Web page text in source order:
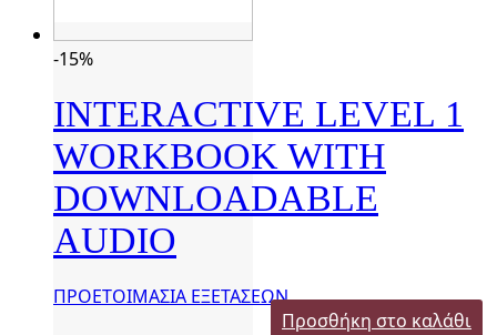
-15%
INTERACTIVE LEVEL 1
WORKBOOK WITH
DOWNLOADABLE
AUDIO
ΠΡΟΕΤΟΙΜΑΣΙΑ ΕΞΕΤΑΣΕΩΝ
Προσθήκη στο καλάθι